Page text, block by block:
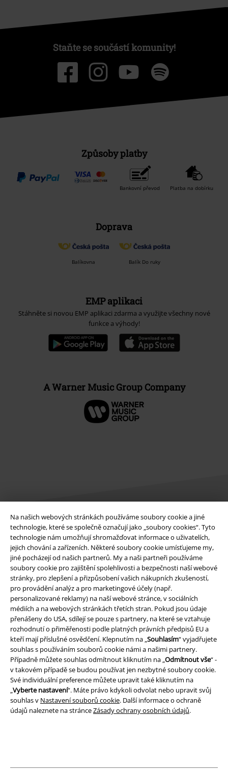
Na našich webových stránkách používáme soubory cookie a jiné
technologie, které se společně označují jako „soubory cookies“. Tyto
technologie nám umožňují shromažďovat informace o uživatelích,
jejich chování a zařízeních. Některé soubory cookie umísťujeme my,
jiné pocházejí od našich partnerů. My a naši partneři používáme
soubory cookie pro zajištění spolehlivosti a bezpečnosti naší webové
stránky, pro zlepšení a přizpůsobení vašich nákupních zkušeností,
pro provádění analýz a pro marketingové účely (např.
personalizované reklamy) na naší webové stránce, v sociálních
médiích a na webových stránkách třetích stran. Pokud jsou údaje
přenášeny do USA, sdílejí se pouze s partnery, na které se vztahuje
rozhodnutí o přiměřenosti podle platných právních předpisů EU a
kteří mají příslušné osvědčení. Klepnutím na „ Souhlasím“ vyjadřujete
souhlas s používáním souborů cookie námi a našimi partnery.
Případně můžete souhlas odmítnout kliknutím na „ Odmítnout vše“ -
v takovém případě se budou používat jen nezbytné soubory cookie.
Své individuální preference můžete upravit také kliknutím na
Vyberte nastavení“. Máte právo kdykoli odvolat nebo upravit svůj
souhlas v Nastavení souborů cookie. Další informace o ochraně
údajů naleznete na stránceZásady ochrany osobních údajů.
Staňte se součástí komunity!
Způsoby platby
Bankovní převod Platba na dobírku
Doprava
Balíkovna Balík Do ruky
EMP aplikaci
Stáhněte si novou EMP aplikaci zdarma a využijte všechny nové
funkce a výhody!
A Warner Music Group Company
Právní informace
Podmínky
Prohlášení
Ochrana osobních údajů
Likvidace odpadu a ochrana životního prostředí
Prohlášení o shodě
Informace o přístupnosti
Nastavení souborů cookie
Odstoupení od smlouvy